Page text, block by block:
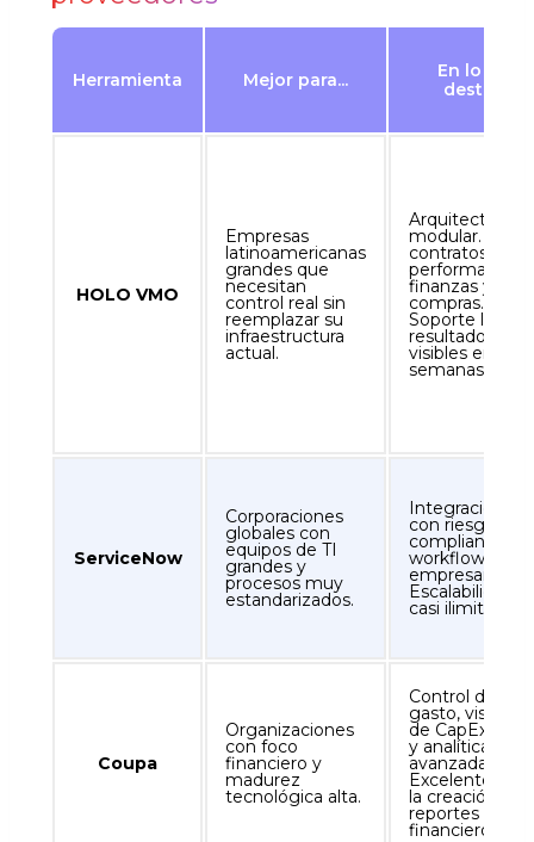
Herramienta Mejor para...
En lo que
destaca
HOLO VMO
Empresas
latinoamericanas
grandes que
necesitan
control real sin
reemplazar su
infraestructura
actual.
Arquitectura
modular. Cruza
contratos,
performance,
finanzas y
compras.
Soporte local y
resultados
visibles en
semanas.
ServiceNow
Corporaciones
globales con
equipos de TI
grandes y
procesos muy
estandarizados.
Integración
con riesgo,
compliance y
workflow
empresarial.
Escalabilidad
casi ilimitada.
Coupa
Organizaciones
con foco
financiero y
madurez
tecnológica alta.
Control del
gasto,
de CapEx/
y analítica
avanzada.
Excelente para
la creación de
reportes
financieros.